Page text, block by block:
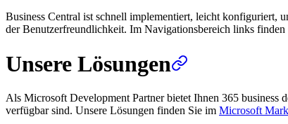
Business Central ist schnell implementiert, leicht konfiguriert,
der Benutzerfreundlichkeit. Im Navigationsbereich links
Unsere Lösungen
Als Microsoft Development Partner bietet Ihnen 365 business
verfügbar sind. Unsere Lösungen finden Sie im Microsoft